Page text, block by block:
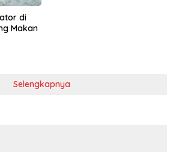
di
Makan
Selengkapnya